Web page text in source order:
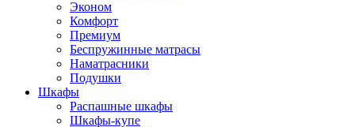
Эконом
Комфорт
Премиум
Беспружинные матрасы
Наматрасники
Подушки
Шкафы
Распашные шкафы
Шкафы-купе